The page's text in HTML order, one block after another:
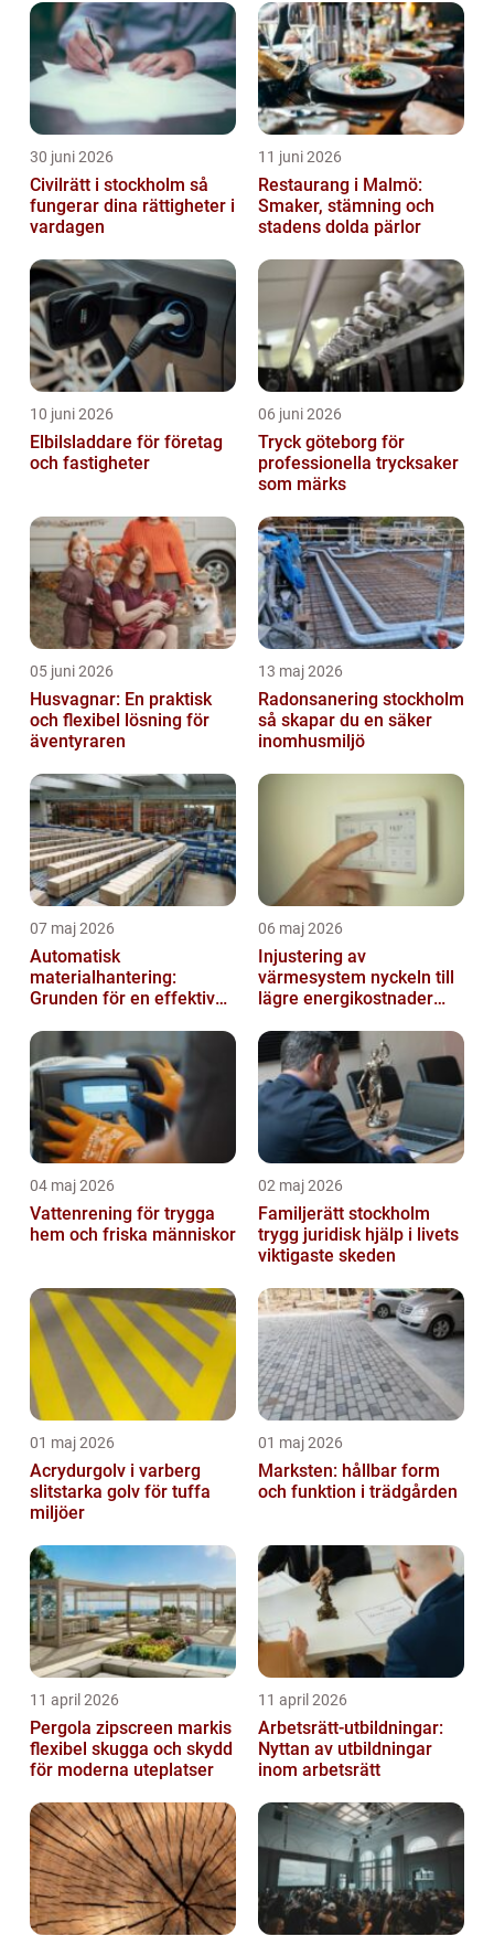
30 juni 2026
Civilrätt i stockholm så
fungerar dina rättigheter i
vardagen
11 juni 2026
Restaurang i Malmö:
Smaker, stämning och
stadens dolda pärlor
10 juni 2026
Elbilsladdare för företag
och fastigheter
06 juni 2026
Tryck göteborg för
professionella trycksaker
som märks
05 juni 2026
Husvagnar: En praktisk
och flexibel lösning för
äventyraren
13 maj 2026
Radonsanering stockholm
så skapar du en säker
inomhusmiljö
07 maj 2026
Automatisk
materialhantering:
Grunden för en effektiv
06 maj 2026
Injustering av
värmesystem nyckeln till
lägre energikostnader
inomhusklimat
04 maj 2026
Vattenrening för trygga
hem och friska människor
02 maj 2026
Familjerätt stockholm
trygg juridisk hjälp i livets
viktigaste skeden
01 maj 2026
Acrydurgolv i varberg
slitstarka golv för tuffa
miljöer
01 maj 2026
Marksten: hållbar form
och funktion i trädgården
11 april 2026
Pergola zipscreen markis
flexibel skugga och skydd
för moderna uteplatser
11 april 2026
Arbetsrätt-utbildningar:
Nyttan av utbildningar
inom arbetsrätt